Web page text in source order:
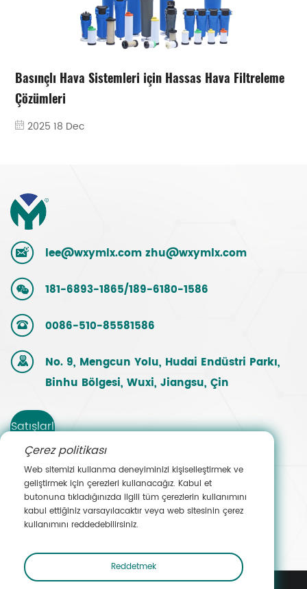
Basınçlı Hava Sistemleri için Hassas Hava Filtreleme
Çözümleri
2025 18 Dec
lee@wxymlx.com zhu@wxymlx.com
181-6893-1865/189-6180-1586
0086-510-85581586
No. 9, Mengcun Yolu, Hudai Endüstri Parkı,
Binhu Bölgesi, Wuxi, Jiangsu, Çin
Satışlarl
a
İletişim
e Geçin
Çerez politikası
Web sitemizi kullanma deneyiminizi kişiselleştirmek ve
geliştirmek için çerezleri kullanacağız. Kabul et
butonuna tıkladığınızda ilgili tüm çerezlerin kullanımını
kabul ettiğiniz varsayılacaktır veya web sitesinin çerez
kullanımını reddedebilirsiniz.
Reddetmek